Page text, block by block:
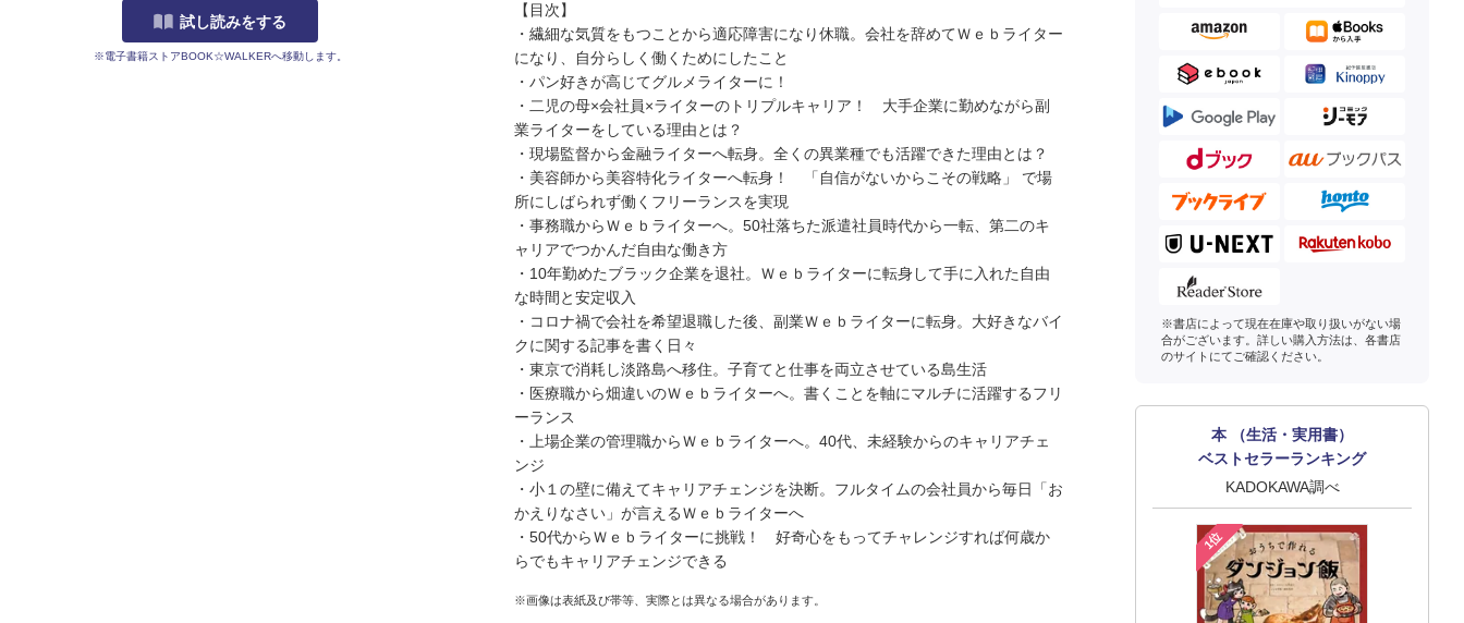
試し読みをする
※電子書籍ストアBOOK☆WALKERへ移動します。
【目次】
・繊細な気質をもつことから適応障害になり休職。会社を辞めてＷｅｂライター
になり、自分らしく働くためにしたこと
・パン好きが高じてグルメライターに！
・二児の母×会社員×ライターのトリプルキャリア！ 大手企業に勤めながら副
業ライターをしている理由とは？
・現場監督から金融ライターへ転身。全くの異業種でも活躍できた理由とは？
・美容師から美容特化ライターへ転身！ 「自信がないからこその戦略」 で場
所にしばられず働くフリーランスを実現
・事務職からＷｅｂライターへ。50社落ちた派遣社員時代から一転、第二のキ
ャリアでつかんだ自由な働き方
・10年勤めたブラック企業を退社。Ｗｅｂライターに転身して手に入れた自由
な時間と安定収入
・コロナ禍で会社を希望退職した後、副業Ｗｅｂライターに転身。大好きなバイ
クに関する記事を書く日々
・東京で消耗し淡路島へ移住。子育てと仕事を両立させている島生活
・医療職から畑違いのＷｅｂライターへ。書くことを軸にマルチに活躍するフリ
ーランス
・上場企業の管理職からＷｅｂライターへ。40代、未経験からのキャリアチェ
ンジ
・小１の壁に備えてキャリアチェンジを決断。フルタイムの会社員から毎日「お
かえりなさい」が言えるＷｅｂライターへ
・50代からＷｅｂライターに挑戦！ 好奇心をもってチャレンジすれば何歳か
らでもキャリアチェンジできる
※画像は表紙及び帯等、実際とは異なる場合があります。
※書店によって現在在庫や取り扱いがない場
合がございます。詳しい購入方法は、各書店
のサイトにてご確認ください。
本 （生活・実用書）
ベストセラーランキング
KADOKAWA調べ
1位